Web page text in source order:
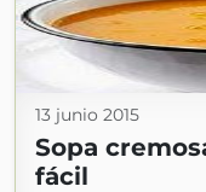
13 junio 2015
Sopa
fácil